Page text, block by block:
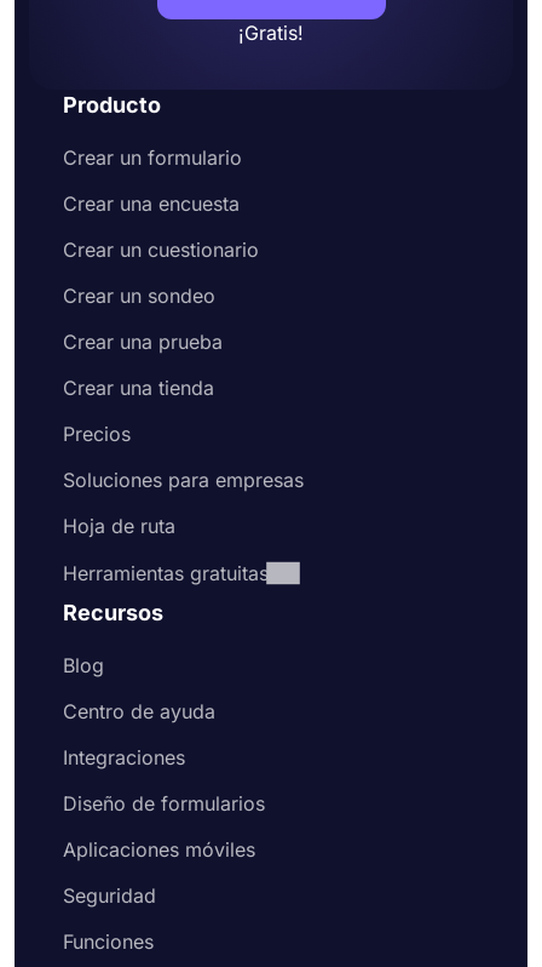
¡Gratis!
Producto
Crear un formulario
Crear una encuesta
Crear un cuestionario
Crear un sondeo
Crear una prueba
Crear una tienda
Precios
Soluciones para empresas
Hoja de ruta
Herramientas gratuitas
Recursos
Blog
Centro de ayuda
Integraciones
Diseño de formularios
Aplicaciones móviles
Seguridad
Funciones